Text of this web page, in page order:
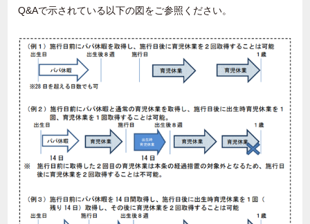
Q&Aで示されている以下の図をご参照ください。